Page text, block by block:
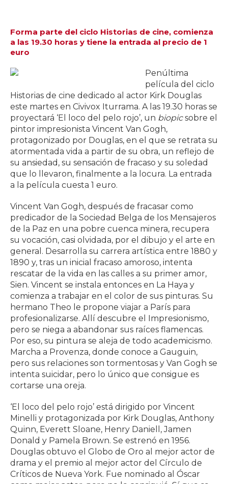
Forma parte del ciclo Historias de cine, comienza
a las 19.30 horas y tiene la entrada al precio de 1
euro
Penúltima
película del ciclo
Historias de cine dedicado al actor Kirk Douglas
este martes en Civivox Iturrama. A las 19.30 horas se
proyectará ‘El loco del pelo rojo’, un biopicsobre el
pintor impresionista Vincent Van Gogh,
protagonizado por Douglas, en el que se retrata su
atormentada vida a partir de su obra, un reflejo de
su ansiedad, su sensación de fracaso y su soledad
que lo llevaron, finalmente a la locura. La entrada
a la película cuesta 1 euro.
Vincent Van Gogh, después de fracasar como
predicador de la Sociedad Belga de los Mensajeros
de la Paz en una pobre cuenca minera, recupera
su vocación, casi olvidada, por el dibujo y el arte en
general. Desarrolla su carrera artística entre 1880 y
1890 y, tras un inicial fracaso amoroso, intenta
rescatar de la vida en las calles a su primer amor,
Sien. Vincent se instala entonces en La Haya y
comienza a trabajar en el color de sus pinturas. Su
hermano Theo le propone viajar a París para
profesionalizarse. Allí descubre el Impresionismo,
pero se niega a abandonar sus raíces flamencas.
Por eso, su pintura se aleja de todo academicismo.
Marcha a Provenza, donde conoce a Gauguin,
pero sus relaciones son tormentosas y Van Gogh se
intenta suicidar, pero lo único que consigue es
cortarse una oreja.
‘El loco del pelo rojo’ está dirigido por Vincent
Minelli y protagonizada por Kirk Douglas, Anthony
Quinn, Everett Sloane, Henry Daniell, Jamen
Donald y Pamela Brown. Se estrenó en 1956.
Douglas obtuvo el Globo de Oro al mejor actor de
drama y el premio al mejor actor del Círculo de
Críticos de Nueva York. Fue nominado al Óscar